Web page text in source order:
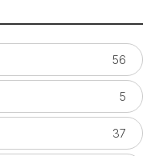
56
5
37